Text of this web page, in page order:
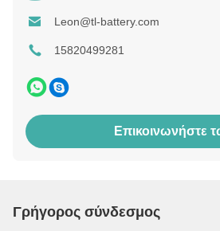
Leon@tl-battery.com
15820499281
Επικοινωνήστε
Γρήγορος σύνδεσμος